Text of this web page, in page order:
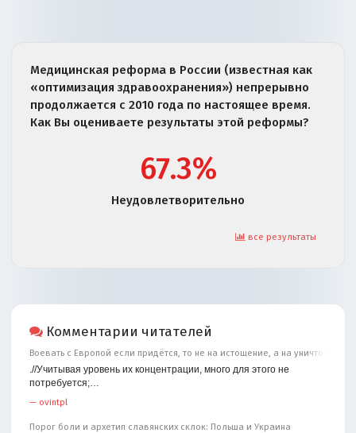
Медицинская реформа в России (известная как
«оптимизация здравоохранения») непрерывно
продолжается с 2010 года по настоящее время.
Как Вы оцениваете результаты этой реформы?
67.3%
Неудовлетворительно
все результаты
Комментарии читателей
Воевать с Европой если придётся, то не на истощение, а на уничтожение
.//Учитывая уровень их концентрации, много для этого не
потребуется;…
— ovintpl
Порог боли и архетип славянских склок: Польша и Украина